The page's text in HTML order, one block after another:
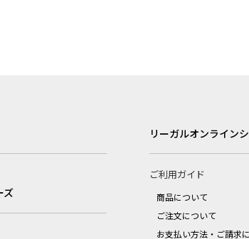
ズ
リーガルオンライン
ご利用ガイド
商品について
ご注文について
お支払い方法・ご請求